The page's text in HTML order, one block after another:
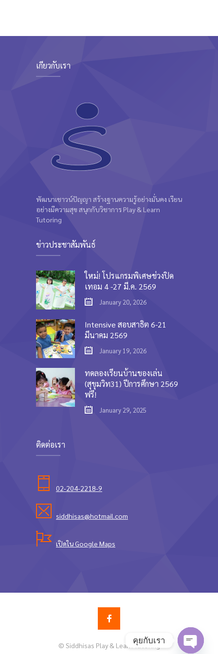
---- Recent Post
---- Screen Preloader
---- Sitemap
---- Social Icon
---- Space
-- Shortcodes IV
---- Twitter User Timeline
---- Testimonial
---- Video
---- zAccordion
---- List Of Icons
---- List Of Widgets
-- ติดต่อเรา I
-- ติดต่อเรา
เกี่ยวกับเรา
พัฒนาเชาวน์ปัญญา สร้างฐานความรู้อย่างมั่นคง เรียน
อย่างมีความสุข สนุกกับวิชาการ Play & Learn
Tutoring
ข่าวประชาสัมพันธ์
ใหม่! โปรแกรมพิเศษช่วงปิด
เทอม 4 -27 มี.ค. 2569
January 20, 2026
Intensive สอบสาธิต 6-21
มีนาคม 2569
January 19, 2026
ทดลองเรียนบ้านของเล่น
(สุขุมวิท31) ปีการศึกษา 2569
ฟรี!
January 29, 2025
ติดต่อเรา
02-204-2218-9
siddhisas@hotmail.com
เปิดใน Google Maps
© Siddhisas Play & Learn Tutoring
คุยกับเรา